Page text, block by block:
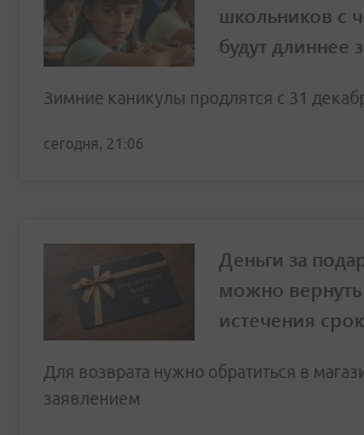
школьников с
будут длиннее
Зимние каникулы продлятся с 31
сегодня, 21:06
Деньги за
можно
истечения
Для возврата нужно обратиться в
заявлением